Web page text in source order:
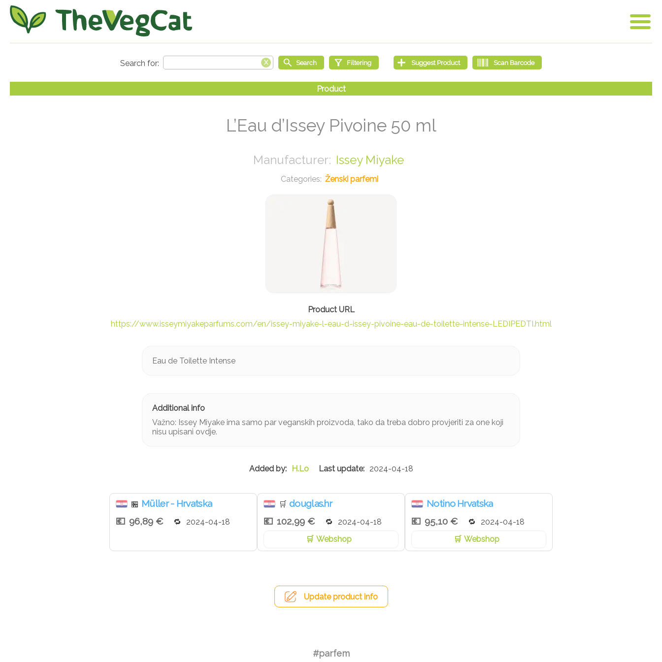
L’Eau d’Issey Pivoine 50 ml
Issey Miyake
Ženski parfemi
https://www.isseymiyakeparfums.com/en/issey-miyake-l-eau-d-issey-pivoine-eau-de-toilette-intense-LEDIPEDTI.html
Eau de Toilette Intense
Važno: Issey Miyake ima samo par veganskih proizvoda, tako da treba dobro provjeriti za one koji
nisu upisani ovdje.
H.Lo 2024-04-18
🏪 Müller - Hrvatska
96,89 €
2024-04-18
🛒 douglas.hr
102,99 €
2024-04-18
Webshop
Notino Hrvatska
95,10 €
2024-04-18
Webshop
Update product info
#parfem